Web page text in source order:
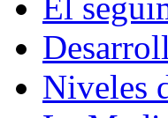
Niveles